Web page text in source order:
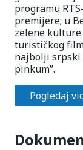
programu
premijere; u
zelene kulture
turističkog
najbolji srpski
pinkum”.
Pogledaj